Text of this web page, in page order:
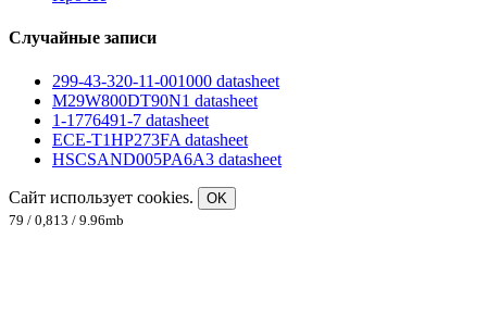
Случайные записи
299-43-320-11-001000 datasheet
M29W800DT90N1 datasheet
1-1776491-7 datasheet
ECE-T1HP273FA datasheet
HSCSAND005PA6A3 datasheet
Сайт использует cookies.
OK
79 / 0,813 / 9.96mb